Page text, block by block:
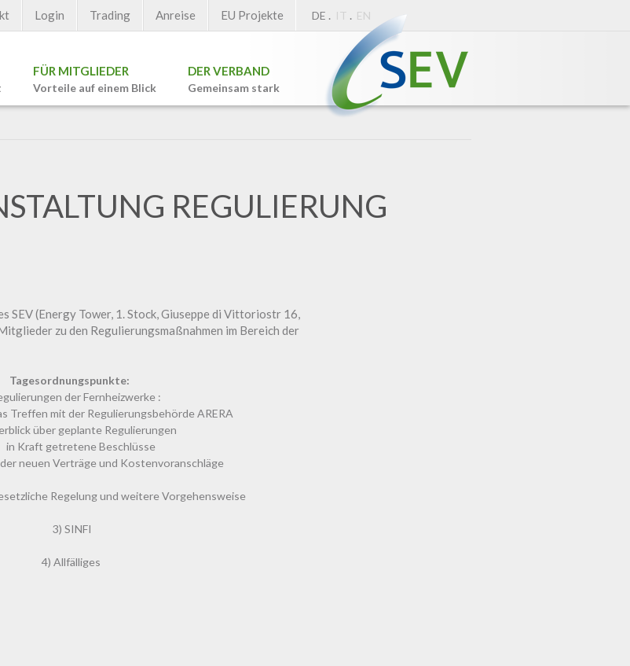
FÜR MITGLIEDER
Vorteile auf einem Blick
DER VERBAND
Gemeinsam stark
Login Trading Anreise EU Projekte DE . IT . EN
REGULIERUNG
SEV (Energy Tower, 1. Stock, Giuseppe di Vittoriostr 16,
zu den Regulierungsmaßnahmen im Bereich der
Tagesordnungspunkte:
der Fernheizwerke :
Treffen mit der Regulierungsbehörde ARERA
über geplante Regulierungen
Kraft getretene Beschlüsse
neuen Verträge und Kostenvoranschläge
Regelung und weitere Vorgehensweise
3) SINFI
4) Allfälliges